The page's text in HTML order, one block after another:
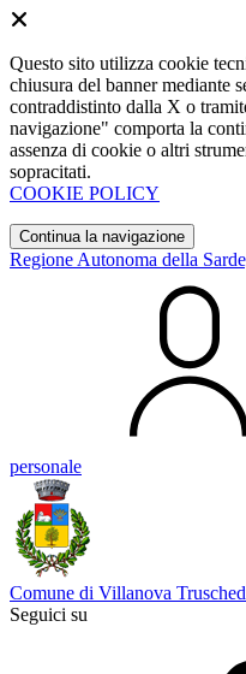
Questo sito utilizza cookie
chiusura del banner mediante
contraddistinto dalla X o
navigazione" comporta la
assenza di cookie o altri
sopracitati.
COOKIE POLICY
Continua la navigazione
Regione Autonoma della
personale
Comune di Villanova
Seguici su